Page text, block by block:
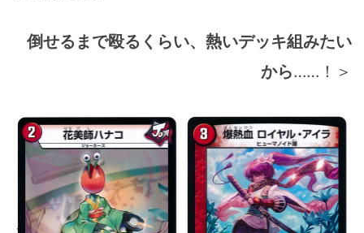
倒せるまで殴るくらい、熱いデッキ組みたい
から……！＞